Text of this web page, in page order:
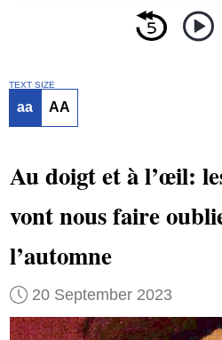
TEXT SIZE
aa AA
Au doigt et à l’œil:
vont nous faire
l’automne
20 September 2023